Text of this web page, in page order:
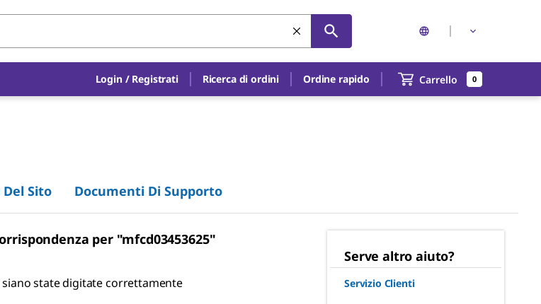
Login / Registrati Ricerca di ordini Ordine rapido Carrello 0
Sito Documenti Di Supporto
per "mfcd03453625"
state digitate correttamente
Serve altro aiuto?
Servizio Clienti